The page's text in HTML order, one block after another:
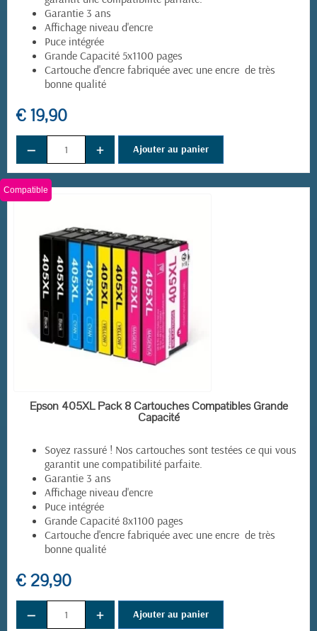
Garantie 3 ans
Affichage niveau d'encre
Puce intégrée
Grande Capacité 5x1100 pages
Cartouche d'encre fabriquée avec une encre de très
bonne qualité
€ 19,90
− + Ajouter au panier
EN STOCK
Compatible
Epson 405XL Pack 8 Cartouches Compatibles Grande
Capacité
Soyez rassuré ! Nos cartouches sont testées ce qui vous
garantit une compatibilité parfaite.
Garantie 3 ans
Affichage niveau d'encre
Puce intégrée
Grande Capacité 8x1100 pages
Cartouche d'encre fabriquée avec une encre de très
bonne qualité
€ 29,90
− + Ajouter au panier